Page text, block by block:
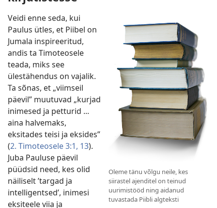
Oleme tänu võlgu neile, kes
siirastel ajenditel on teinud
uurimistööd ning aidanud
tuvastada Piibli algteksti
Veidi enne seda, kui
Paulus ütles, et Piibel on
Jumala inspireeritud,
andis ta Timoteosele
teada, miks see
ülestähendus on vajalik.
Ta sõnas, et „viimseil
päevil” muutuvad „kurjad
inimesed ja petturid ...
aina halvemaks,
eksitades teisi ja eksides”
(2. Timoteosele 3:1, 13).
Juba Pauluse päevil
püüdsid need, kes olid
näiliselt ’targad ja
intelligentsed’, inimesi
eksiteele viia ja